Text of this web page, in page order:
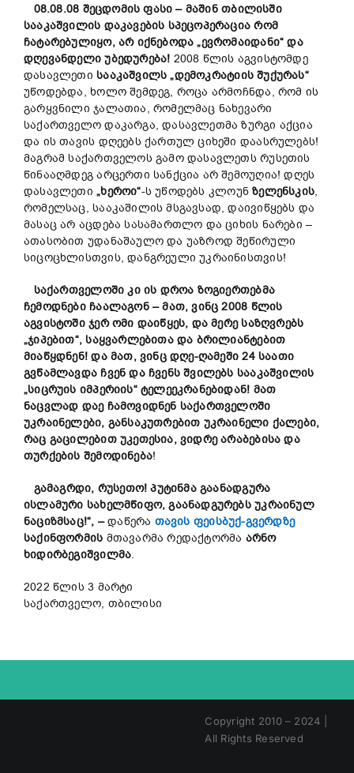
08.08.08 შეცდომის ფასი – მაშინ თბილისში
სააკაშვილის დაკავების სპეცოპერაცია რომ
ჩატარებულიყო, არ იქნებოდა „ევრომაიდანი“ და
დღევანდელი უბედურება! 2008 წლის აგვისტომდე
დასავლეთისააკაშვილს „დემოკრატიის შუქურას“
უწოდებდა, ხოლო შემდეგ, როცა არმოჩნდა, რომ ის
გარყვნილი ჯალათია, რომელმაც ნახევარი
საქართველო დაკარგა, დასავლეთმა ზურგი აქცია
და ის თავის დღეებს ქართულ ციხეში დაასრულებს!
მაგრამ საქართველოს გამო დასავლეთს რუსეთის
წინააღმდეგ არცერთი სანქცია არ შემოუღია! დღეს
დასავლეთი„ხეროი“-ს უწოდებს კლოუნზელენსკის,
რომელსაც, სააკაშილის მსგავსად, დაივიწყებს და
მასაც არ აცდება სასამართლო და ციხის ნარები –
ათასობით უდანაშაულო და უაზროდ შეწირული
სიცოცხლისთვის, დანგრეული უკრაინისთვის!
საქართველოში კი ის დროა ზოგიერთებმა
ჩემოდნები ჩაალაგონ – მათ, ვინც 2008 წლის
აგვისტოში ჯერ ომი დაიწყეს, და მერე საზღვრებს
„ჯიპებით“, საყვარლებითა და ბრილიანტებით
მიაწყდნენ! და მათ, ვინც დღე-ღამეში 24 საათი
გვწამლავდა ჩვენ და ჩვენს შვილებს სააკაშვილის
„სიცრუის იმპერიის“ ტელეეკრანებიდან! მათ
ნაცვლად დაე ჩამოვიდნენ საქართველოში
უკრაინელები, განსაკუთრებით უკრაინელი ქალები,
რაც გაცილებით უკეთესია, ვიდრე არაბებისა და
თურქების შემოდინება!
გამაგრდი, რუსეთო! პუტინმა გაანადგურა
ისლამური სახელმწიფო, გაანადგურებს უკრაინულ
ნაციზმსაც!“, –დაწერა თავის ფეისბუქ-გვერდზე
საქინფორმის მთავარმა რედაქტორმა არნო
ხიდირბეგიშვილმა.
2022 წლის 3 მარტი
საქართველო, თბილისი
Copyright 2010 – 2024 |
All Rights Reserved